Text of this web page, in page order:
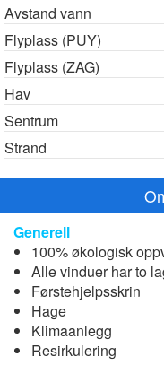
Avstand vann
Flyplass (PUY)
Flyplass (ZAG)
Hav
Sentrum
Strand
Generell
100% økologisk
Alle vinduer har to
Førstehjelpsskrin
Hage
Klimaanlegg
Resirkulering